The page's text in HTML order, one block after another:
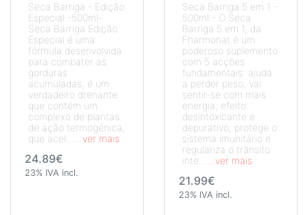
Seca Barriga - Edição
Especial -500ml-
Seca Barriga Edição
Especial é uma
fórmula desenvolvida
para combater as
gorduras
acumuladas, é um
verdadeiro drenante
que contém um
complexo de plantas
de ação termogénica,
que acel...
...ver mais
24.89€
23% IVA incl.
Seca Barriga 5 em 1 -
500ml - O Seca
Barriga 5 em 1, da
Fharmonat é um
poderoso suplemento
com 5 acções
fundamentais: ajuda
a perder peso; vai
sentir-se com mais
energia; efeito
desintoxicante e
depurativo; protege o
sistema imunitário e
regulariza o trânsito
inte...
...ver mais
21.99€
23% IVA incl.